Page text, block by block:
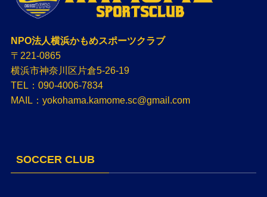
NPO法人横浜かもめスポーツクラブ
〒221-0865
横浜市神奈川区片倉5-26-19
TEL：090-4006-7834
MAIL：yokohama.kamome.sc@gmail.com
SOCCER CLUB